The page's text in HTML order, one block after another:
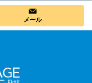
メール